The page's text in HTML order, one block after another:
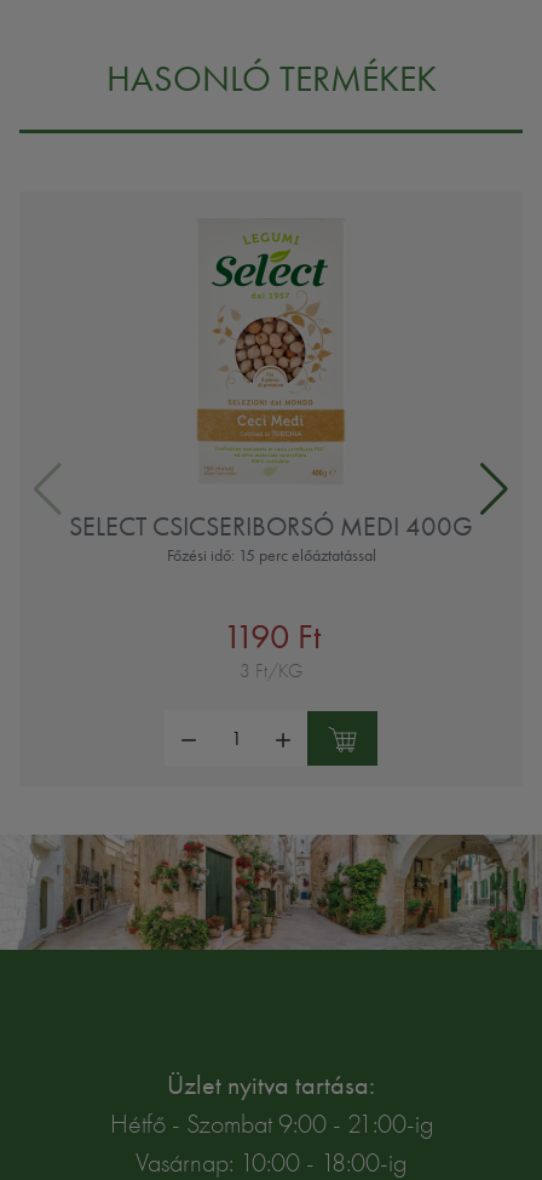
HASONLÓ TERMÉKEK
SELECT CSICSERIBORSÓ MEDI 400G
Főzési idő: 15 perc előáztatással
1190 Ft
3 Ft/KG
Üzlet nyitva tartása:
Hétfő - Szombat 9:00 - 21:00-ig
Vasárnap: 10:00 - 18:00-ig